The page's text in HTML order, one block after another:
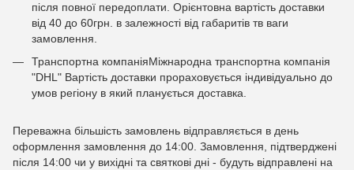
після повної передоплати. Орієнтовна вартість доставки
від 40 до 60грн. в залежності від габаритів тв ваги
замовлення.
Транспортна компаніяМіжнародна транспортна компанія
"DHL" Вартість доставки прораховується індивідуально до
умов регіону в який планується доставка.
Переважна більшість замовлень відправляється в день
оформлення замовлення до 14:00. Замовлення, підтверджені
після 14:00 чи у вихідні та святкові дні - будуть відправлені на